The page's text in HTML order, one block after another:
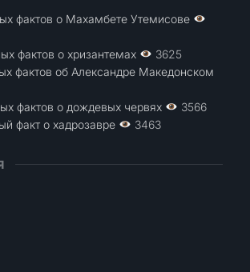
фактов о Махамбете Утемисове
фактов о хризантемах
3625
фактов об Александре Македонском
фактов о дождевых червях
3566
факт о хадрозавре
3463